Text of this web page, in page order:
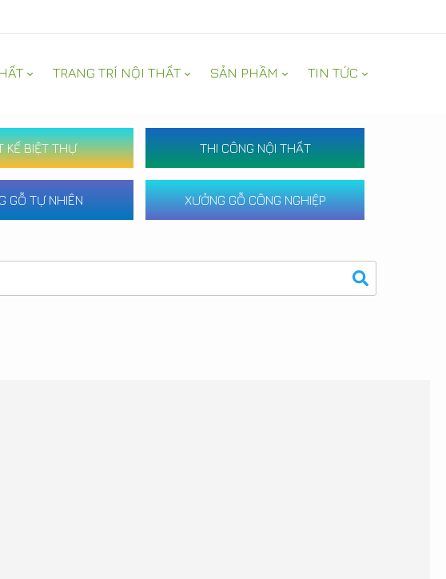
TRANG TRÍ NỘI THẤT SẢN PHẦM TIN TỨC
KẾ BIỆT THỰ THI CÔNG NỘI THẤT
GỖ TỰ NHIÊN XƯỞNG GỖ CÔNG NGHIỆP